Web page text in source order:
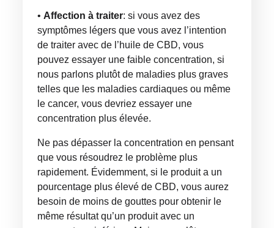
•Affection à traiter: si vous avez des
symptômes légers que vous avez l’intention
de traiter avec de l’huile de CBD, vous
pouvez essayer une faible concentration, si
nous parlons plutôt de maladies plus graves
telles que les maladies cardiaques ou même
le cancer, vous devriez essayer une
concentration plus élevée.
Ne pas dépasser la concentration en pensant
que vous résoudrez le problème plus
rapidement. Évidemment, si le produit a un
pourcentage plus élevé de CBD, vous aurez
besoin de moins de gouttes pour obtenir le
même résultat qu’un produit avec un